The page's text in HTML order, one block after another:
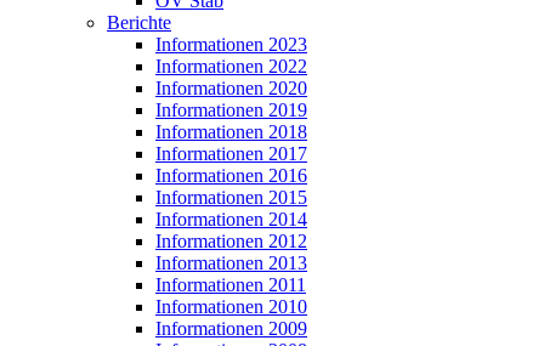
Berichte
Informationen 2023
Informationen 2022
Informationen 2020
Informationen 2019
Informationen 2018
Informationen 2017
Informationen 2016
Informationen 2015
Informationen 2014
Informationen 2012
Informationen 2013
Informationen 2011
Informationen 2010
Informationen 2009